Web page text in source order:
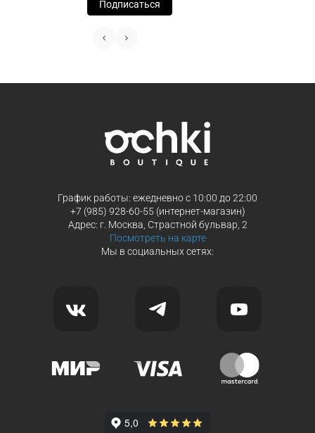
Выберите способ оплаты «Долями»
Оплатите покупку целиком через
Подписаться
График работы: ежедневно с 10:00 до 22:00
+7 (985) 928-60-55 (интернет-магазин)
Адрес: г. Москва, Страстной бульвар, 2
Посмотреть на карте
Мы в социальных сетях: